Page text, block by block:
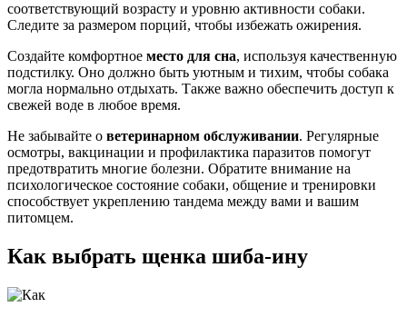
соответствующий возрасту и уровню активности собаки.
Следите за размером порций, чтобы избежать ожирения.
Создайте комфортное место для сна, используя качественную
подстилку. Оно должно быть уютным и тихим, чтобы собака
могла нормально отдыхать. Также важно обеспечить доступ к
свежей воде в любое время.
Не забывайте о ветеринарном обслуживании. Регулярные
осмотры, вакцинации и профилактика паразитов помогут
предотвратить многие болезни. Обратите внимание на
психологическое состояние собаки, общение и тренировки
способствует укреплению тандема между вами и вашим
питомцем.
Как выбрать щенка шиба-ину